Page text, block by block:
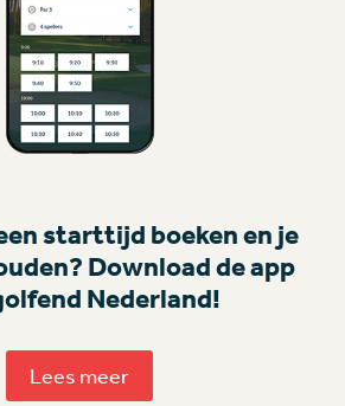
starttijd boeken en je
Download de app
Nederland!
Lees meer